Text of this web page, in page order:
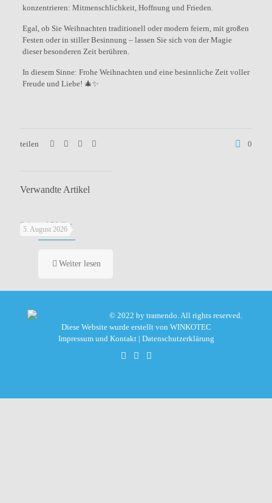
konzentrieren: Mitmenschlichkeit, Hoffnung und Frieden.
Egal, ob Sie Weihnachten traditionell oder modern feiern, mit großen
Festen oder in stiller Besinnung – lassen Sie sich von der Magie
dieser besonderen Zeit berühren.
In diesem Sinne: Frohe Weihnachten und eine besinnliche Zeit voller
Freude und Liebe! 🎄✨
teilen 0
Verwandte Artikel
5. August 2026
Salz und Pfeffer
Weiter lesen
© 2022 by tramendo. All rights reserved.
Diese Website wurde erstellt von WINKOTEC
Impressum und Kontakt| Datenschutzerklärung